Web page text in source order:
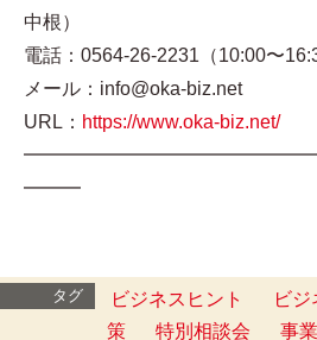
中根）
電話：0564-26-2231（10:00〜
メール：info@oka-biz.net
URL： https://www.oka-biz.net/
━━━
タグ ビジネスヒント ビジ
策
特別相談会 事